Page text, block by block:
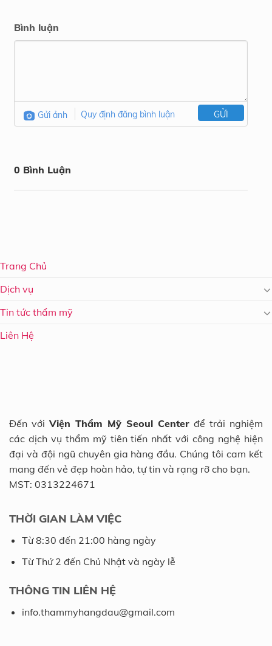
Bình luận
Gửi ảnh Quy định đăng bình luận GỬI
0 Bình Luận
Trang Chủ
Dịch vụ
Tin tức thẩm mỹ
Liên Hệ
Đến với Viện Thẩm Mỹ Seoul Center để trải nghiệm
các dịch vụ thẩm mỹ tiên tiến nhất với công nghệ hiện
đại và đội ngũ chuyên gia hàng đầu. Chúng tôi cam kết
mang đến vẻ đẹp hoàn hảo, tự tin và rạng rỡ cho bạn.
MST: 0313224671
THỜI GIAN LÀM VIỆC
Từ 8:30 đến 21:00 hàng ngày
Từ Thứ 2 đến Chủ Nhật và ngày lễ
THÔNG TIN LIÊN HỆ
info.thammyhangdau@gmail.com